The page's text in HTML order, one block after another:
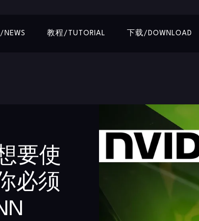
教程/TUTORIAL 下载/DOWNLOAD
要使
必须